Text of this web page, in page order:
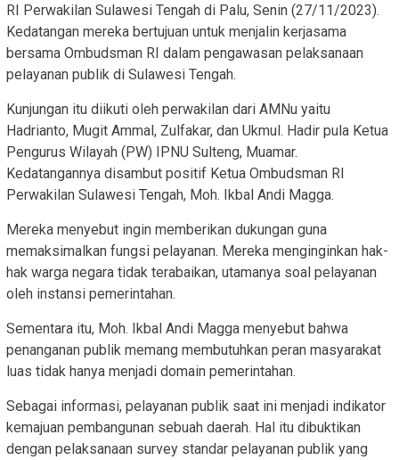
RI Perwakilan Sulawesi Tengah di Palu, Senin (27/11/2023).
Kedatangan mereka bertujuan untuk menjalin kerjasama
bersama Ombudsman RI dalam pengawasan pelaksanaan
pelayanan publik di Sulawesi Tengah.
Kunjungan itu diikuti oleh perwakilan dari AMNu yaitu
Hadrianto, Mugit Ammal, Zulfakar, dan Ukmul. Hadir pula Ketua
Pengurus Wilayah (PW) IPNU Sulteng, Muamar.
Kedatangannya disambut positif Ketua Ombudsman RI
Perwakilan Sulawesi Tengah, Moh. Ikbal Andi Magga.
Mereka menyebut ingin memberikan dukungan guna
memaksimalkan fungsi pelayanan. Mereka menginginkan hak-
hak warga negara tidak terabaikan, utamanya soal pelayanan
oleh instansi pemerintahan.
Sementara itu, Moh. Ikbal Andi Magga menyebut bahwa
penanganan publik memang membutuhkan peran masyarakat
luas tidak hanya menjadi domain pemerintahan.
Sebagai informasi, pelayanan publik saat ini menjadi indikator
kemajuan pembangunan sebuah daerah. Hal itu dibuktikan
dengan pelaksanaan survey standar pelayanan publik yang